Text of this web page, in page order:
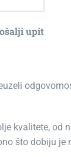
upit
kvalitete, od
što dobiju je